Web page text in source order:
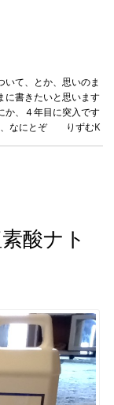
て、とか、思いのま
に書きたいと思います
か、４年目に突入です
、なにとぞ りずむK
酸ナト